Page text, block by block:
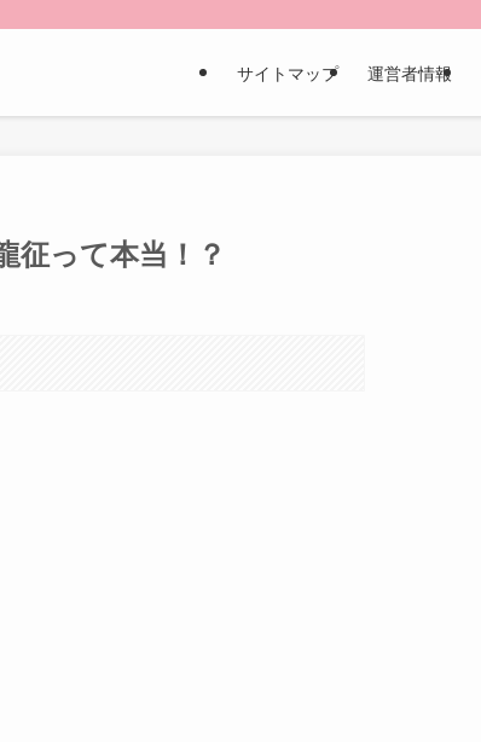
サイトマップ 運営者情報
征って本当！？